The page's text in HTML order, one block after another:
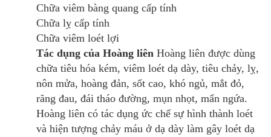
Chữa viêm bàng quang cấp tính
Chữa lỵ cấp tính
Chữa viêm loét lợi
Tác dụng của Hoàng liên Hoàng liên được dùng
chữa tiêu hóa kém, viêm loét dạ dày, tiêu chảy, lỵ,
nôn mửa, hoàng đản, sốt cao, khó ngủ, mắt đỏ,
răng đau, đái tháo đường, mụn nhọt, mẩn ngứa.
Hoàng liên có tác dụng ức chế sự hình thành loét
và hiện tượng chảy máu ở dạ dày làm gây loét dạ